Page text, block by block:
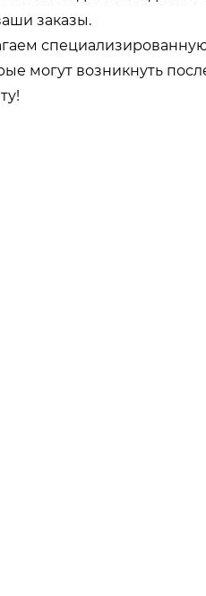
заказы.
могут возникнуть